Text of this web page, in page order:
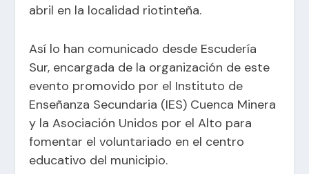
abril en la localidad riotinteña.
Así lo han comunicado desde Escudería
Sur, encargada de la organización de este
evento promovido por el Instituto de
Enseñanza Secundaria (IES) Cuenca Minera
y la Asociación Unidos por el Alto para
fomentar el voluntariado en el centro
educativo del municipio.